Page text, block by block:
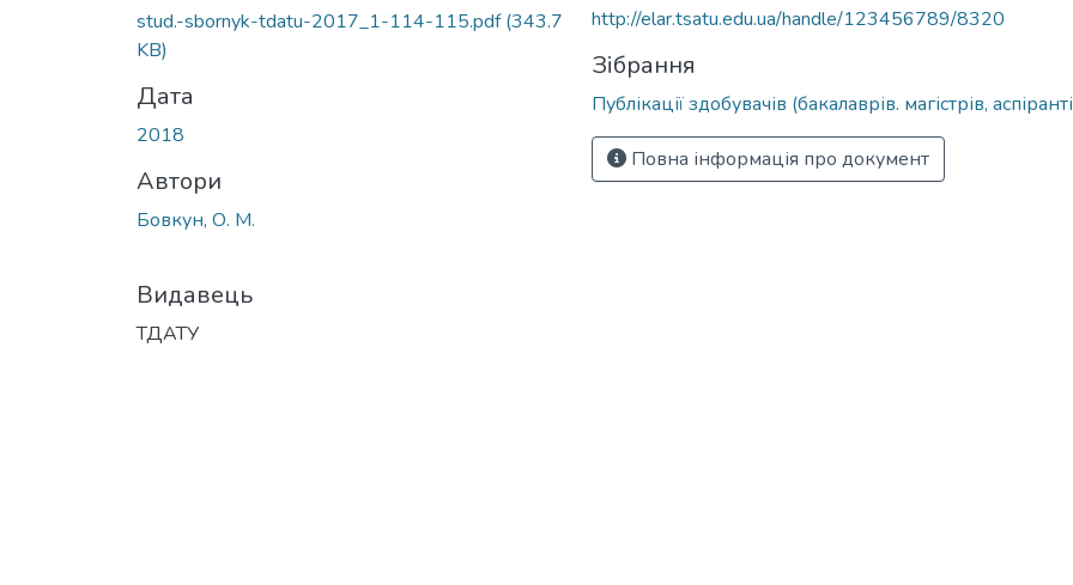
stud.-sbornyk-tdatu-2017_1-114-115.pdf(343.7
KB)
Дата
2018
Автори
Бовкун, О. М.
Видавець
ТДАТУ
http://elar.tsatu.edu.ua/handle/123456789/8320
Зібрання
Публікації здобувачів (бакалаврів. магістрів,
Повна інформація про документ